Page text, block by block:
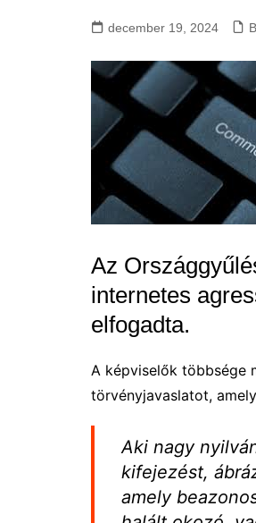
december 19, 2024
Az
internetes
elfogadta.
A képviselők többsége
törvényjavaslatot,
Aki nagy
kifejezést,
amely